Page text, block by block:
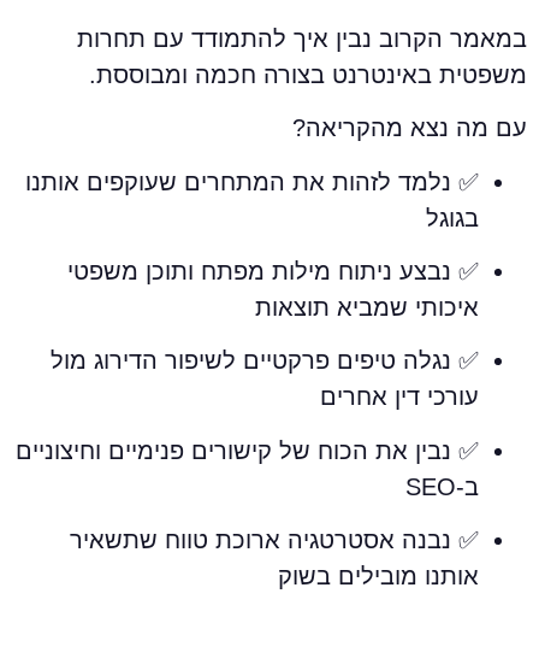
במאמר הקרוב נבין איך להתמודד עם תחרות
משפטית באינטרנט בצורה חכמה ומבוססת.
עם מה נצא מהקריאה?
✅ נלמד לזהות את המתחרים שעוקפים אותנו
בגוגל
✅ נבצע ניתוח מילות מפתח ותוכן משפטי
איכותי שמביא תוצאות
✅ נגלה טיפים פרקטיים לשיפור הדירוג מול
עורכי דין אחרים
✅ נבין את הכוח של קישורים פנימיים וחיצוניים
ב-SEO
✅ נבנה אסטרטגיה ארוכת טווח שתשאיר
אותנו מובילים בשוק